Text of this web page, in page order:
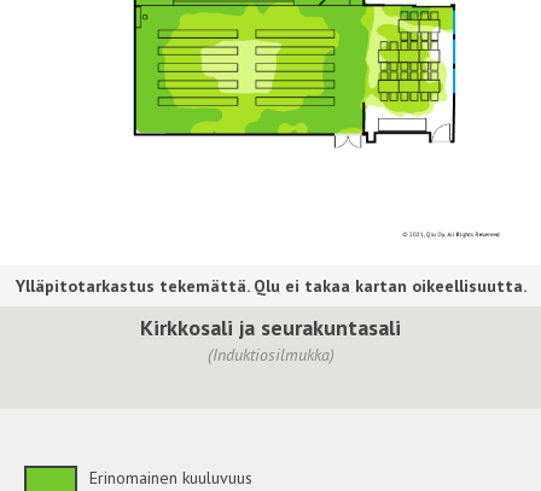
Kirkkosali ja seurakuntasali
(Induktiosilmukka)
Erinomainen kuuluvuus